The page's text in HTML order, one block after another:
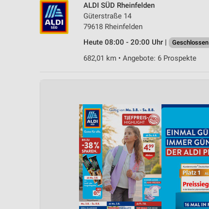
ALDI SÜD Rheinfelden
Güterstraße 14
79618 Rheinfelden
Heute 08:00 - 20:00 Uhr |
Geschlossen
682,01 km • Angebote: 6 Prospekte